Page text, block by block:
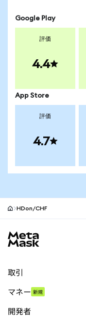
Google Play
評価
4.4
App Store
評価
4.7
HDon/CHF
取引
パーペチュアル
マネー 新規
開発者